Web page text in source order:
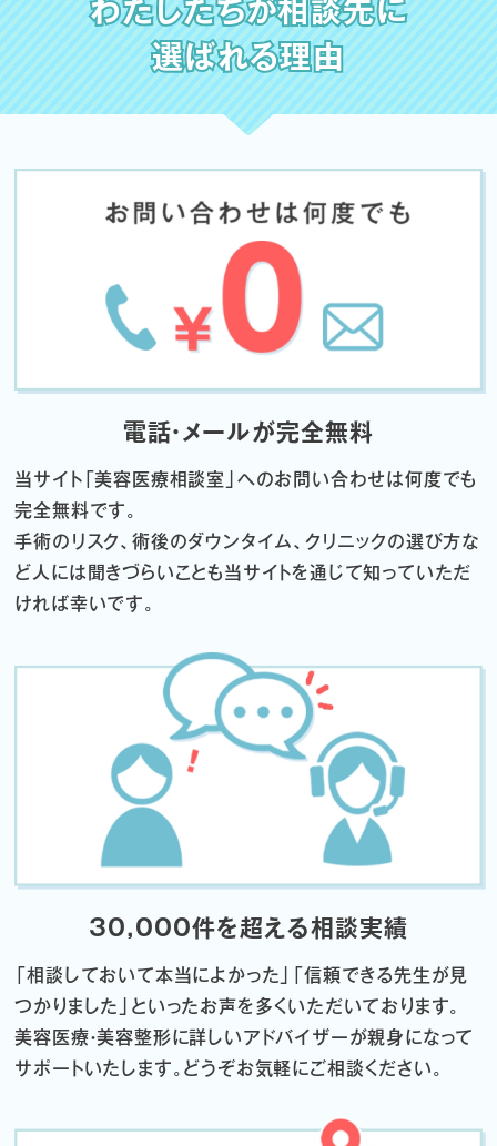
わたしたちが相談先に
選ばれる理由
電話・メールが完全無料
当サイト「美容医療相談室」へのお問い合わせは何度でも
完全無料です。
手術のリスク、術後のダウンタイム、クリニックの選び方な
ど 人には聞きづらいことも当サイトを通じて知っていただ
ければ幸いです。
30,000件を超える相談実績
「相談しておいて本当によかった」「信頼できる先生が見
つかりました」 といったお声を多くいただいております。
美容医療・美容整形に詳しいアドバイザーが親身になって
サポートいたします。 どうぞお気軽にご相談ください。